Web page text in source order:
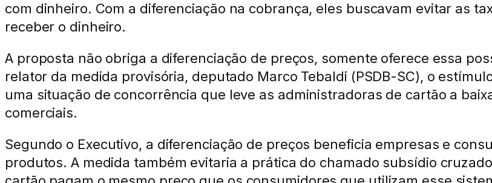
com dinheiro. Com a diferenciação na cobrança, eles buscavam evitar as
receber o dinheiro.
A proposta não obriga a diferenciação de preços, somente oferece essa
relator da medida provisória, deputado Marco Tebaldi (PSDB-SC), o
uma situação de concorrência que leve as administradoras de cartão a
comerciais.
Segundo o Executivo, a diferenciação de preços beneficia empresas e
produtos. A medida também evitaria a prática do chamado subsídio